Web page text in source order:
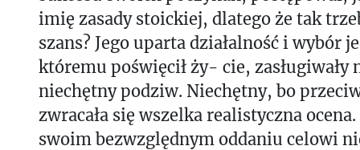
imię zasady stoickiej, dlatego że tak
szans? Jego uparta działalność i wybór
któremu poświęcił ży- cie, zasługiwały
niechętny podziw. Niechętny, bo
zwracała się wszelka realistyczna
swoim bezwzględnym oddaniu celowi